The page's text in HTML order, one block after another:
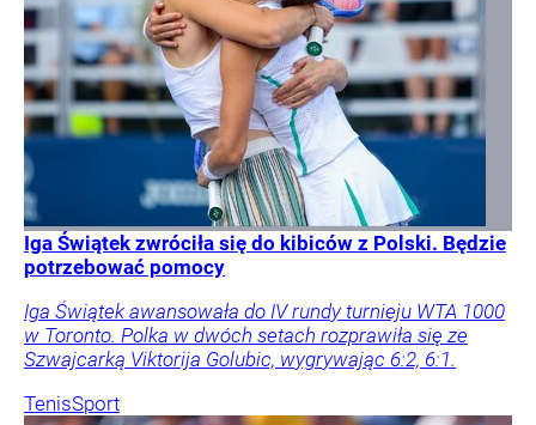
Iga Świątek zwróciła się do kibiców z Polski. Będzie
potrzebować pomocy
Iga Świątek awansowała do IV rundy turnieju WTA 1000
w Toronto. Polka w dwóch setach rozprawiła się ze
Szwajcarką Viktorija Golubic, wygrywając 6:2, 6:1.
TenisSport